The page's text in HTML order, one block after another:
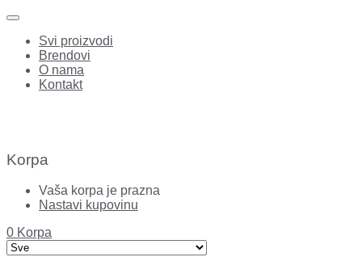
Svi proizvodi
Brendovi
O nama
Kontakt
Korpa
Vaša korpa je prazna
Nastavi kupovinu
0 Korpa